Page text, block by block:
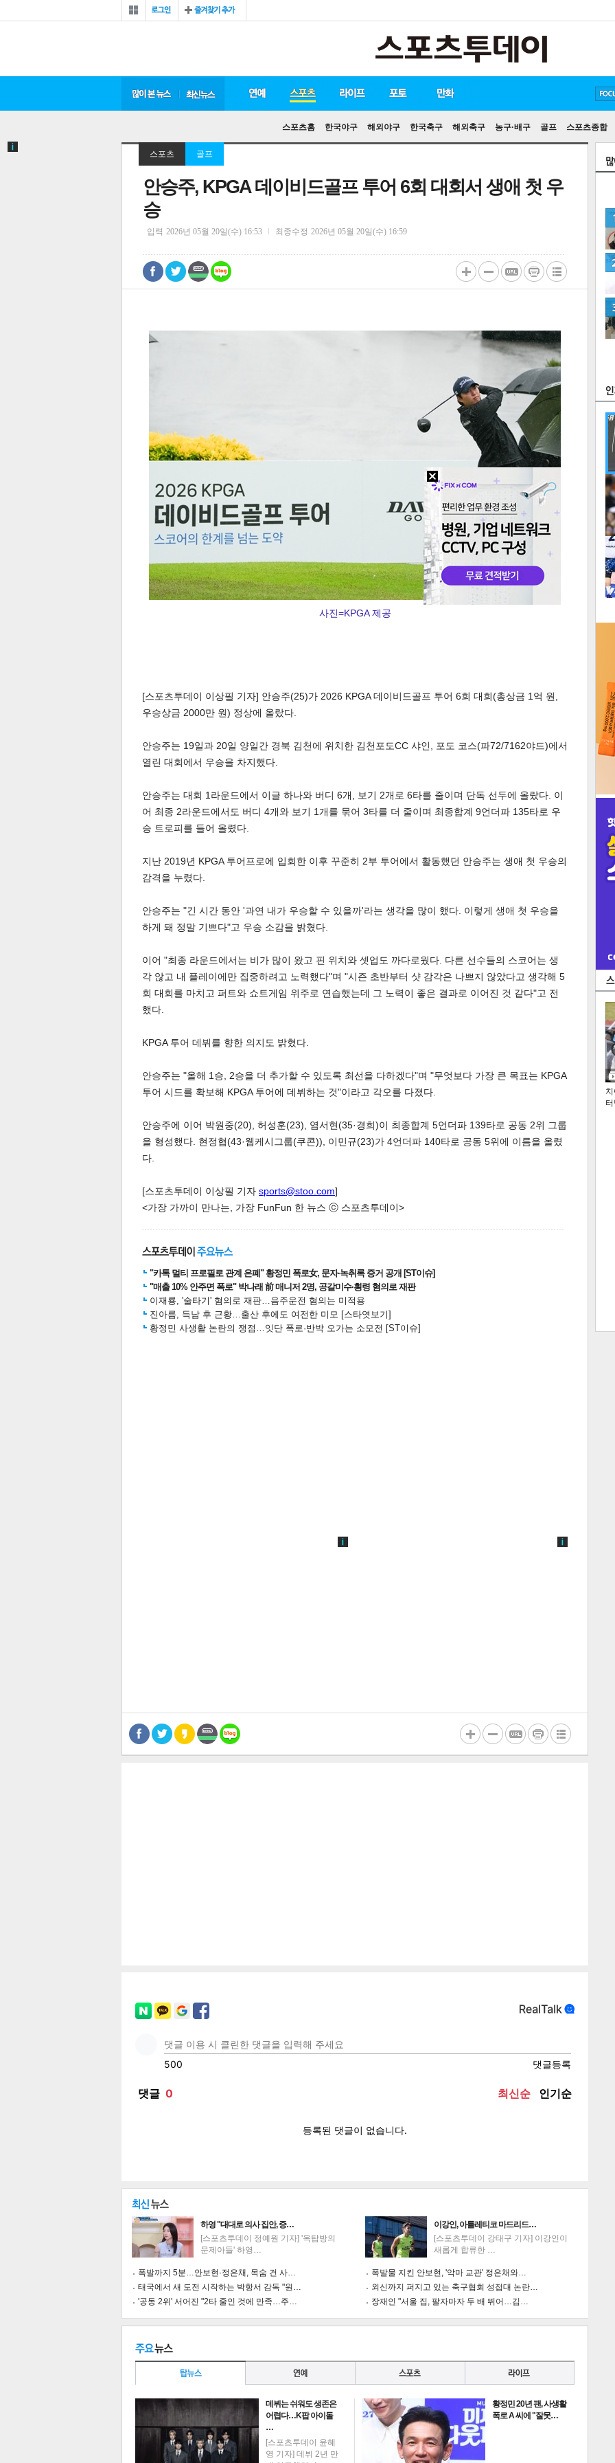
보
스포츠홈 한국야구 해외야구 한국축구 해외축구 농구·배구 골프 스포츠종합
방탄소년단
손흥민
유아인
스포츠 골프
안승주, KPGA 데이비드골프 투어 6회 대회서 생애 첫 우
승
입력 2026년 05월 20일(수) 16:53 최종수정 2026년 05월 20일(수) 16:59
스북 터 공 공유 버블
달기
0
텍스 텍스 url 복 인쇄
사진=KPGA 제공
[스포츠투데이 이상필 기자] 안승주(25)가 2026 KPGA 데이비드골프 투어 6회 대회(총상금 1억 원,
우승상금 2000만 원) 정상에 올랐다.
안승주는 19일과 20일 양일간 경북 김천에 위치한 김천포도CC 샤인, 포도 코스(파72/7162야드)에서
열린 대회에서 우승을 차지했다.
안승주는 대회 1라운드에서 이글 하나와 버디 6개, 보기 2개로 6타를 줄이며 단독 선두에 올랐다. 이
어 최종 2라운드에서도 버디 4개와 보기 1개를 묶어 3타를 더 줄이며 최종합계 9언더파 135타로 우
승 트로피를 들어 올렸다.
지난 2019년 KPGA 투어프로에 입회한 이후 꾸준히 2부 투어에서 활동했던 안승주는 생애 첫 우승의
감격을 누렸다.
안승주는 "긴 시간 동안 '과연 내가 우승할 수 있을까'라는 생각을 많이 했다. 이렇게 생애 첫 우승을
하게 돼 정말 기쁘다"고 우승 소감을 밝혔다.
이어 "최종 라운드에서는 비가 많이 왔고 핀 위치와 셋업도 까다로웠다. 다른 선수들의 스코어는 생
각 않고 내 플레이에만 집중하려고 노력했다"며 "시즌 초반부터 샷 감각은 나쁘지 않았다고 생각해 5
회 대회를 마치고 퍼트와 쇼트게임 위주로 연습했는데 그 노력이 좋은 결과로 이어진 것 같다"고 전
했다.
KPGA 투어 데뷔를 향한 의지도 밝혔다.
안승주는 "올해 1승, 2승을 더 추가할 수 있도록 최선을 다하겠다"며 "무엇보다 가장 큰 목표는 KPGA
투어 시드를 확보해 KPGA 투어에 데뷔하는 것"이라고 각오를 다졌다.
안승주에 이어 박원중(20), 허성훈(23), 염서현(35·경희)이 최종합계 5언더파 139타로 공동 2위 그룹
을 형성했다. 현정협(43·웹케시그룹(쿠콘)), 이민규(23)가 4언더파 140타로 공동 5위에 이름을 올렸
다.
[스포츠투데이 이상필 기자 sports@stoo.com]
<가장 가까이 만나는, 가장 FunFun 한 뉴스 ⓒ 스포츠투데이>
"카톡 멀티 프로필로 관계 은폐" 황정민 폭로女, 문자·녹취록 증거 공개 [ST이슈]
"매출 10% 안주면 폭로" 박나래 前 매니저 2명, 공갈미수·횡령 혐의로 재판
이재룡, '술타기' 혐의로 재판…음주운전 혐의는 미적용
진아름, 득남 후 근황…출산 후에도 여전한 미모 [스타엿보기]
황정민 사생활 논란의 쟁점…잇단 폭로·반박 오가는 소모전 [ST이슈]
트위 카카 인쇄 목록
하영 "대대로 의사 집안, 증…
[스포츠투데이 정예원 기자] '옥탑방의
문제아들' 하영…
폭발까지 5분…안보현·정은채, 목숨 건 사…
태국에서 새 도전 시작하는 박항서 감독 "원…
'공동 2위' 서어진 "2타 줄인 것에 만족…주…
이강인, 아틀레티코 마드리드…
[스포츠투데이 강태구 기자] 이강인이
새롭게 합류한 …
폭발물 지킨 안보현, '악마 교관' 정은채와…
외신까지 퍼지고 있는 축구협회 성접대 논란…
장재인 "서울 집, 팔자마자 두 배 뛰어…김…
데뷔는 쉬워도 생존은
어렵다…K팝 아이돌
…
[스포츠투데이 윤혜
영 기자] 데뷔 2년 만
황정민 20년 팬, 사생활
폭로 A 씨에 "잘못…
연예
2